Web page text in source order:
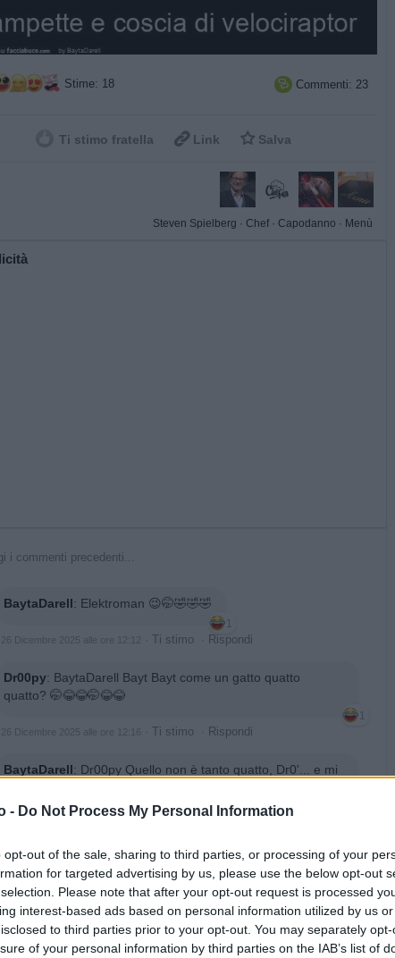
- Do Not Process My Personal Information
opt-out of the sale, sharing to third parties, or processing of your
for targeted advertising by us, please use the below opt-out
Please note that after your opt-out request is processed
interest-based ads based on personal information utilized by us
to third parties prior to your opt-out. You may separately
of your personal information by third parties on the IAB’s list of
Stime: 18  Commenti: 23
Ti stimo fratella  Link  Salva
Steven Spielberg · Chef · Capodanno · Menù
i commenti precedenti...
BaytaDarell: Elektroman 😉🤭🤣🤣🤣
1
26 Dicembre 2025 alle ore 12:12 Ti stimo Rispondi
Dr00py: BaytaDarell Bayt Bayt come un gatto quatto
quatto? 🤭😂😂🤭😂😂
1
26 Dicembre 2025 alle ore 12:16 Ti stimo Rispondi
BaytaDarell: Dr00py Quello non è tanto quatto, Dr0'... e mi
finire noi🤭🤭😱😱🤣🤣🤣
bikerfra:BaytaDarell ....e oggi dove lo lasci??? Mica posso
Digiunare....
1
26 Dicembre 2025 alle ore 12:19·Ti stimo·Rispondi